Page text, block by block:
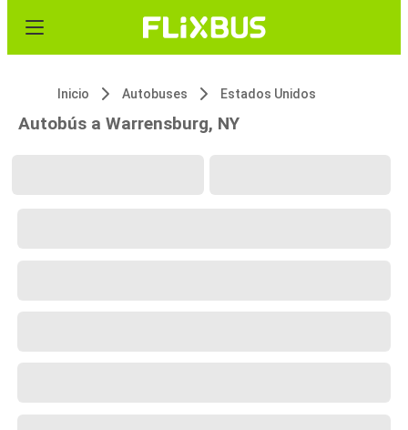
Inicio Autobuses Estados Unidos
Autobús a Warrensburg, NY